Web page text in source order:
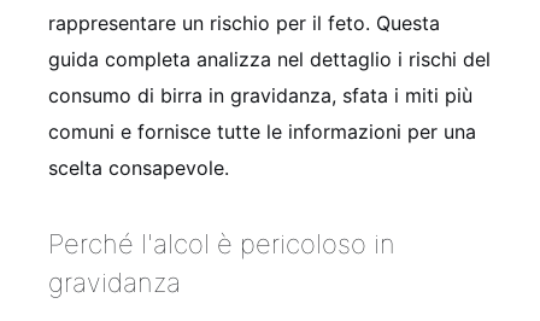
rappresentare un rischio per il feto. Questa
guida completa analizza nel dettaglio i rischi del
consumo di birra in gravidanza, sfata i miti più
comuni e fornisce tutte le informazioni per una
scelta consapevole.
Perché l'alcol è pericoloso in
gravidanza